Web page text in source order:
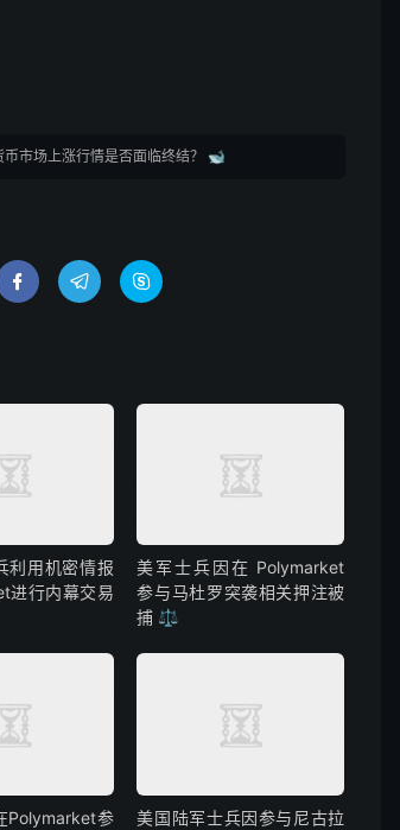
市场上涨行情是否面临终结？ 🐋
  
利用机密情报
进行内幕交易
美军士兵因在 Polymarket
参与马杜罗突袭相关押注被
捕 ⚖️
Polymarket参
美国陆军士兵因参与尼古拉